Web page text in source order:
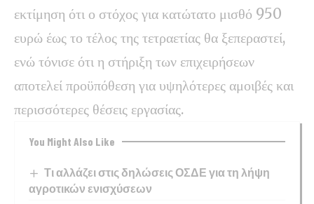
εκτίμηση ότι ο στόχος για κατώτατο μισθό 950
ευρώ έως το τέλος της τετραετίας θα ξεπεραστεί,
ενώ τόνισε ότι η στήριξη των επιχειρήσεων
αποτελεί προϋπόθεση για υψηλότερες αμοιβές και
περισσότερες θέσεις εργασίας.
You Might Also Like
Τι αλλάζει στις δηλώσεις ΟΣΔΕ για τη λήψη
αγροτικών ενισχύσεων